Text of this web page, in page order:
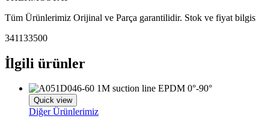
Tüm Ürünlerimiz Orijinal ve Parça garantilidir. Stok ve fiyat
341133500
İlgili ürünler
Quick view
Diğer Ürünlerimiz